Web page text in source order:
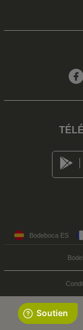
Bodeboca ES